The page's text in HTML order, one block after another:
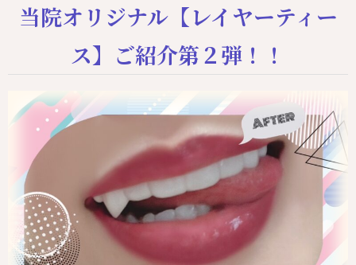
当院オリジナル【レイヤーティー
ス】ご紹介第２弾！！